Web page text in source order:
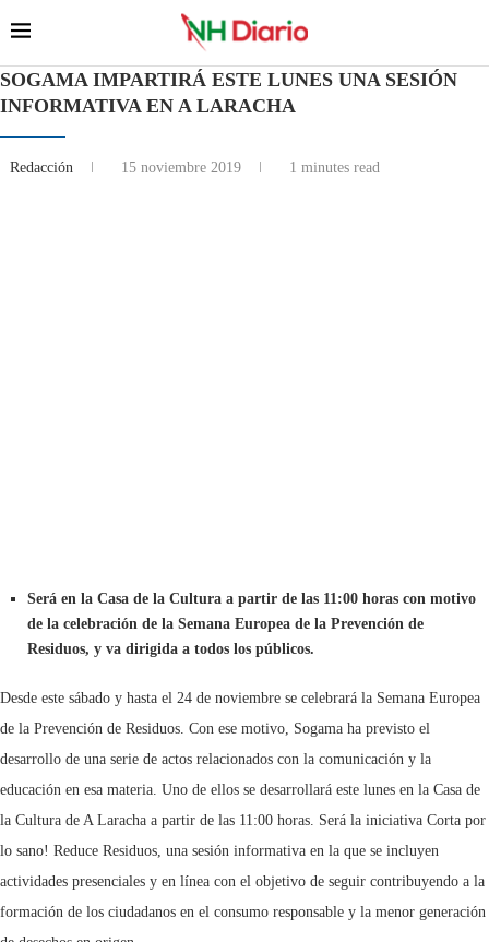
SOGAMA IMPARTIRÁ ESTE LUNES UNA SESIÓN
INFORMATIVA EN A LARACHA
Redacción 15 noviembre 2019 1 minutes read
Será en la Casa de la Cultura a partir de las 11:00 horas con motivo
de la celebración de la Semana Europea de la Prevención de
Residuos, y va dirigida a todos los públicos.
Desde este sábado y hasta el 24 de noviembre se celebrará la Semana Europea
de la Prevención de Residuos. Con ese motivo, Sogama ha previsto el
desarrollo de una serie de actos relacionados con la comunicación y la
educación en esa materia. Uno de ellos se desarrollará este lunes en la Casa de
la Cultura de A Laracha a partir de las 11:00 horas. Será la iniciativa Corta por
lo sano! Reduce Residuos, una sesión informativa en la que se incluyen
actividades presenciales y en línea con el objetivo de seguir contribuyendo a la
formación de los ciudadanos en el consumo responsable y la menor generación